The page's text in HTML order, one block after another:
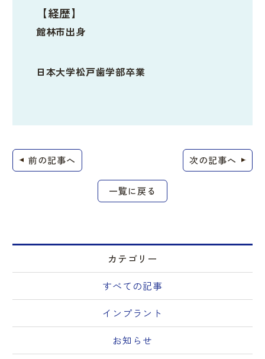
カテゴリー
すべての記事
インプラント
お知らせ
【経歴】
館林市出身
日本大学松戸歯学部卒業
前の記事へ
一覧に戻る
次の記事へ